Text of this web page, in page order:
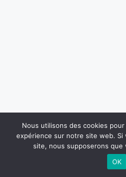
Nous utilisons des cookies
expérience sur notre site web. Si
site, nous supposerons que
OK